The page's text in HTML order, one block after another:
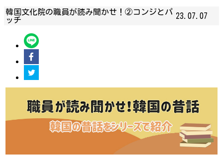
韓国文化院の職員が読み聞かせ！②コンジとパ
ッチ
23.07.07